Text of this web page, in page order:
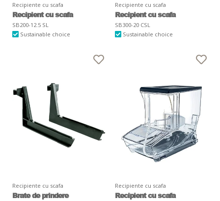
Recipiente cu scafa
Recipient cu scafa
SB200-12.5 SL
Sustainable choice
Recipiente cu scafa
Recipient cu scafa
SB300-20 CSL
Sustainable choice
Recipiente cu scafa
Brate de prindere
Recipiente cu scafa
Recipient cu scafa